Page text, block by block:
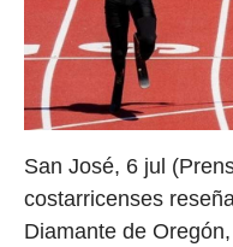
San José, 6 jul
costarricenses
Diamante de